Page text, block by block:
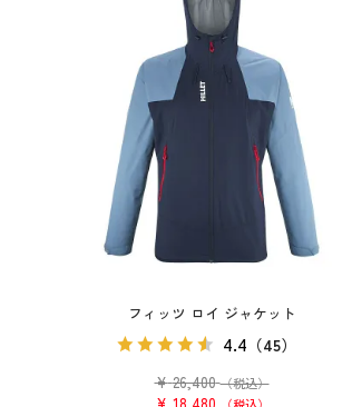
フィッツ ロイ ジャケット
4.4 （45）
¥ 26,400 （税込）